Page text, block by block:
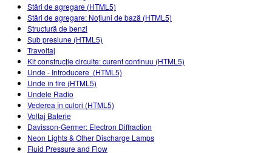
Stări de agregare (HTML5)
Stări de agregare: Noțiuni de bază (HTML5)
Structură de benzi
Sub presiune (HTML5)
Travoltaj
Kit construcție circuite: curent continuu (HTML5)
Unde - Introducere (HTML5)
Unde în fire (HTML5)
Undele Radio
Vederea în culori (HTML5)
Voltaj Baterie
Davisson-Germer: Electron Diffraction
Neon Lights & Other Discharge Lamps
Fluid Pressure and Flow